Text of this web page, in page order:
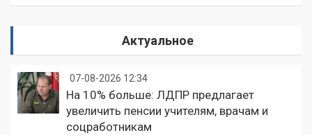
Актуальное
07-08-2026 12:34
На 10% больше: ЛДПР предлагает
увеличить пенсии учителям, врачам и
соцработникам